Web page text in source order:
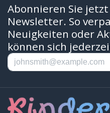
Abonnieren Sie
Newsletter. So
Neuigkeiten oder
können sich